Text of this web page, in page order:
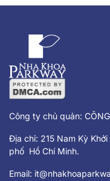
Công ty chủ quản:
Địa chỉ: 215 Nam Kỳ
phố Hồ Chí Minh.
Email: